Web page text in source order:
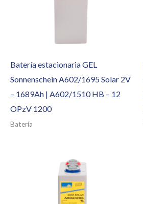
Batería estacionaria GEL
Sonnenschein A602/1695 Solar 2V
– 1689Ah | A602/1510 HB – 12
OPzV 1200
Batería